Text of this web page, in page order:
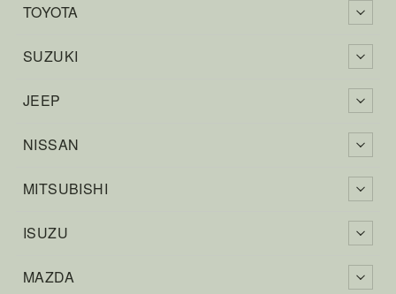
TOYOTA
SUZUKI
JEEP
NISSAN
MITSUBISHI
ISUZU
MAZDA